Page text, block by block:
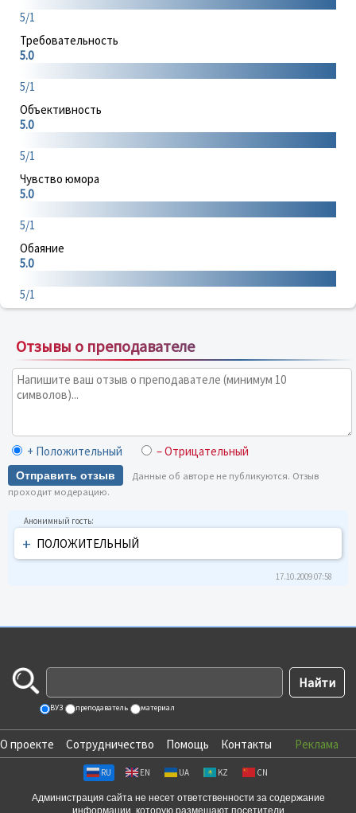
5/1
Требовательность
5.0
5/1
Объективность
5.0
5/1
Чувство юмора
5.0
5/1
Обаяние
5.0
5/1
Отзывы о преподавателе
+ Положительный – Отрицательный
Отправить отзыв
Данные об авторе не публикуются. Отзыв
проходит модерацию.
+ ПОЛОЖИТЕЛЬНЫЙ
17.10.2009 07:58
ВУЗ преподаватель материал
О проекте Сотрудничество Помощь Контакты Реклама
RU EN UA KZ CN
Администрация сайта не несет ответственности за содержание